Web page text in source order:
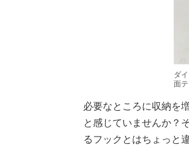
ダ
面
必要なところに収納を
と感じていませんか？
るフックとはちょっと